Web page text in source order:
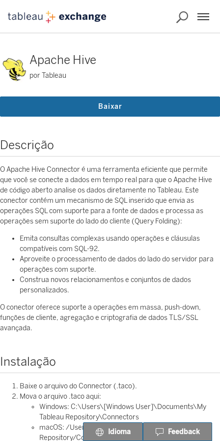
Apache Hive
por Tableau
Baixar
Descrição
O Apache Hive Connector é uma ferramenta eficiente que permite
que você se conecte a dados em tempo real para que o Apache Hive
de código aberto analise os dados diretamente no Tableau. Este
conector contém um mecanismo de SQL inserido que envia as
operações SQL com suporte para a fonte de dados e processa as
operações sem suporte do lado do cliente (Query Folding):
Emita consultas complexas usando operações e cláusulas
compatíveis com SQL-92.
Aproveite o processamento de dados do lado do servidor para
operações com suporte.
Construa novos relacionamentos e conjuntos de dados
personalizados.
O conector oferece suporte a operações em massa, push-down,
funções de cliente, agregação e criptografia de dados TLS/SSL
avançada.
Instalação
Baixe o arquivo do Connector (.taco).
Mova o arquivo .taco aqui:
Windows: C:\Users\[Windows User]\Documents\My
Tableau Repository\Connectors
macOS: /Users/[user]/Documents/My Tableau
Repository/Connectors
Idioma Feedback